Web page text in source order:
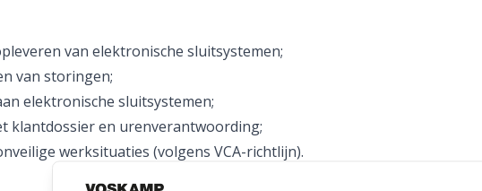
van elektronische sluitsystemen;
van storingen;
elektronische sluitsystemen;
klantdossier en urenverantwoording;
werksituaties (volgens VCA-richtlijn).